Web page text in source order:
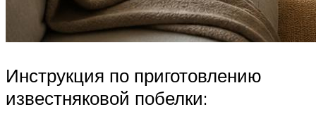
Инструкция по приготовлению
известняковой побелки: